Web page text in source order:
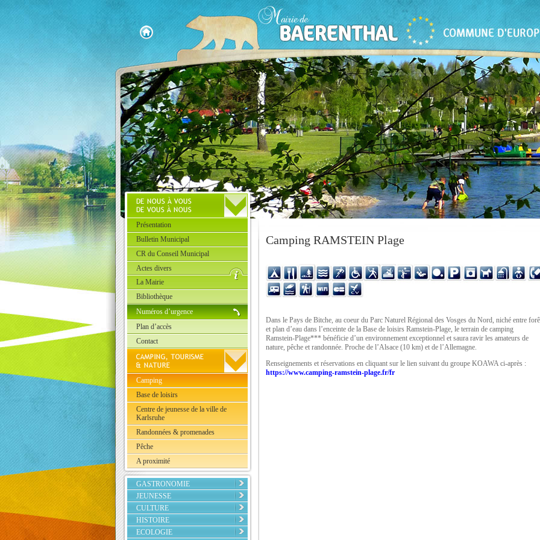
Présentation
Bulletin Municipal
CR du Conseil Municipal
Actes divers
La Mairie
Bibliothèque
Numéros d’urgence
Plan d’accès
Contact
Camping
Base de loisirs
Centre de jeunesse de la ville de
Karlsruhe
Randonnées & promenades
Pêche
A proximité
GASTRONOMIE
JEUNESSE
CULTURE
HISTOIRE
ECOLOGIE
Camping RAMSTEIN Plage
Dans le Pays de Bitche, au coeur du Parc Naturel Régional des Vosges du Nord, niché entre
et plan d’eau dans l’enceinte de la Base de loisirs Ramstein-Plage, le terrain de camping
Ramstein-Plage*** bénéficie d’un environnement exceptionnel et saura ravir les amateurs de
nature, pêche et randonnée. Proche de l’Alsace (10 km) et de l’Allemagne.
Renseignements et réservations en cliquant sur le lien suivant du groupe KOAWA ci-après :
https://www.camping-ramstein-plage.fr/fr